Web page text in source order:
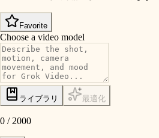
Favorite
Choose a video model
ライブラリ 最適化
0 / 2000